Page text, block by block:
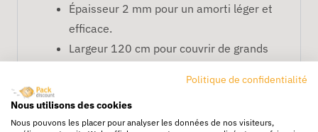
Épaisseur 2 mm pour un amorti léger et
efficace.
Largeur 120 cm pour couvrir de grands
Longueur 250 m pour usage prolongé.
Souple et facile à découper pour tous
types de produits.
Politique de confidentialité
Nous utilisons des cookies
Nous pouvons les placer pour analyser les données de nos visiteurs,